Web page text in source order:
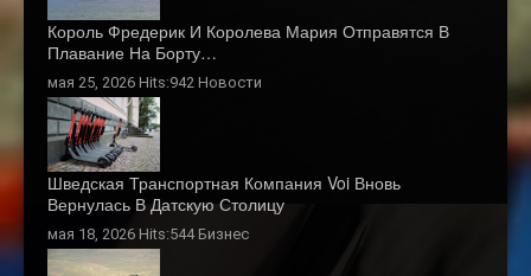
Король Фредерик И Королева Мария Отправятся В
Плавание На Борту…
мая 25, 2026 Hits:942 Новости
Шведская Транспортная Компания Voi Вновь
Вернулась В Датскую Столицу
мая 18, 2026 Hits:544 Бизнес